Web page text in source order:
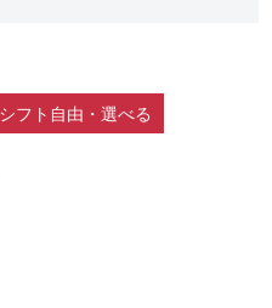
シフト自由・選べる